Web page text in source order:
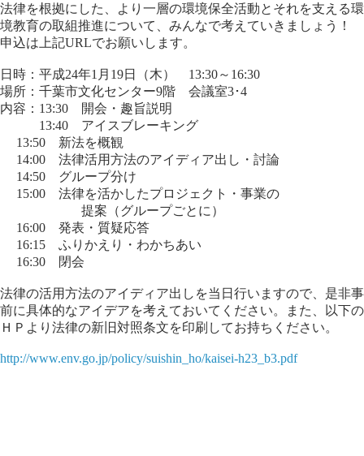
法律を根拠にした、より一層の環境保全活動とそれを支える環
境教育の取組推進について、みんなで考えていきましょう！
申込は上記URLでお願いします。
日時：平成24年1月19日（木） 13:30～16:30
場所：千葉市文化センター9階 会議室3･4
内容：13:30 開会・趣旨説明
13:40 アイスブレーキング
13:50 新法を概観
14:00 法律活用方法のアイディア出し・討論
14:50 グループ分け
15:00 法律を活かしたプロジェクト・事業の
提案（グループごとに）
16:00 発表・質疑応答
16:15 ふりかえり・わかちあい
16:30 閉会
法律の活用方法のアイディア出しを当日行いますので、是非事
前に具体的なアイデアを考えておいてください。また、以下の
ＨＰより法律の新旧対照条文を印刷してお持ちください。
http://www.env.go.jp/policy/suishin_ho/kaisei-h23_b3.pdf